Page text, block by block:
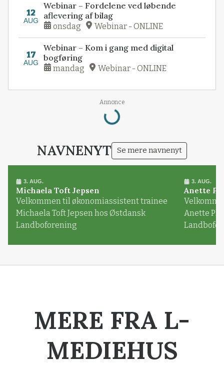
12
AUG
Webinar – Fordelene ved løbende
aflevering af bilag
onsdag Webinar - ONLINE
17
AUG
Webinar – Kom i gang med digital
bogføring
mandag Webinar - ONLINE
Annonce
Loading...
NAVNENYT Se mere navnenyt
3. AUG.
Michaela Toft Jepsen
Velkommen til økonomiassistent trainee
Michaela Toft Jepsen hos Østdansk
Landboforening
3. AUG.
Anette
Anette
MERE FRA L-
MEDIEHUS